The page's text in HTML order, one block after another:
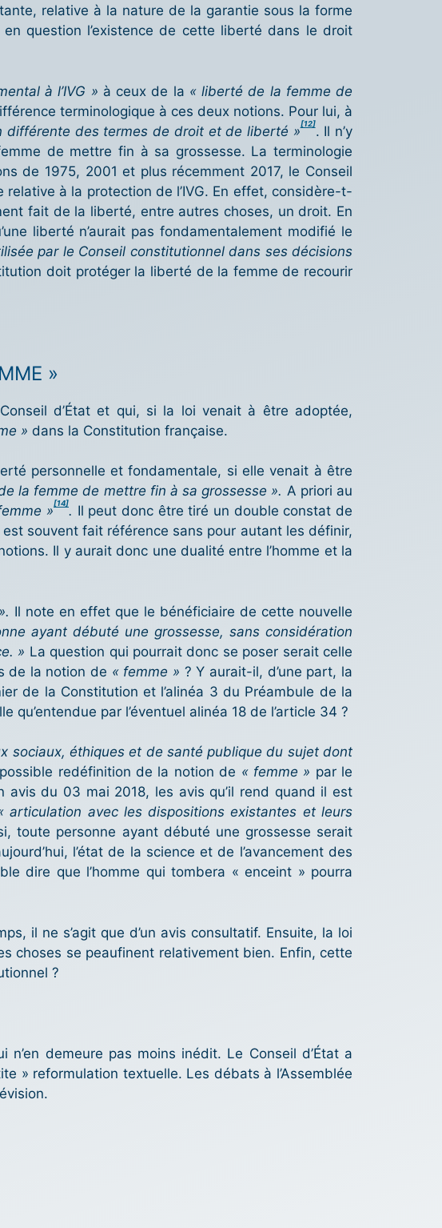
relative à la nature de la garantie sous la forme
question l’existence de cette liberté dans le droit
à l’IVG » à ceux de la « liberté de la femme de
terminologique à ces deux notions. Pour lui, à
différente des termes de droit et de liberté »[12]. Il n’y
de mettre fin à sa grossesse. La terminologie
de 1975, 2001 et plus récemment 2017, le Conseil
à la protection de l’IVG. En effet, considère-t-
fait de la liberté, entre autres choses, un droit. En
liberté n’aurait pas fondamentalement modifié le
par le Conseil constitutionnel dans ses décisions
doit protéger la liberté de la femme de recourir
»
d’État et qui, si la loi venait à être adoptée,
» dans la Constitution française.
personnelle et fondamentale, si elle venait à être
la femme de mettre fin à sa grossesse ». A priori au
»[14]. Il peut donc être tiré un double constat de
souvent fait référence sans pour autant les définir,
Il y aurait donc une dualité entre l’homme et la
Il note en effet que le bénéficiaire de cette nouvelle
ayant débuté une grossesse, sans considération
» La question qui pourrait donc se poser serait celle
de la notion de « femme » ? Y aurait-il, d’une part, la
de la Constitution et l’alinéa 3 du Préambule de la
qu’entendue par l’éventuel alinéa 18 de l’article 34 ?
sociaux, éthiques et de santé publique du sujet dont
redéfinition de la notion de « femme » par le
avis du 03 mai 2018, les avis qu’il rend quand il est
articulation avec les dispositions existantes et leurs
toute personne ayant débuté une grossesse serait
l’état de la science et de l’avancement des
dire que l’homme qui tombera « enceint » pourra
il ne s’agit que d’un avis consultatif. Ensuite, la loi
choses se peaufinent relativement bien. Enfin, cette
?
demeure pas moins inédit. Le Conseil d’État a
» reformulation textuelle. Les débats à l’Assemblée